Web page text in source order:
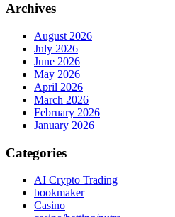
Archives
August 2026
July 2026
June 2026
May 2026
April 2026
March 2026
February 2026
January 2026
Categories
AI Crypto Trading
bookmaker
Casino